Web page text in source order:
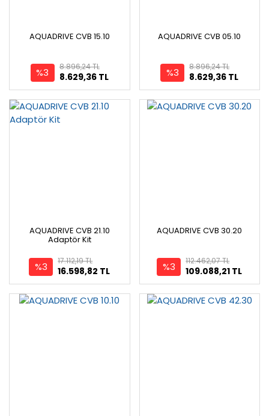
AQUADRIVE CVB 15.10
%3 8.629,36 TL
8.896,24 TL
AQUADRIVE CVB 05.10
%3 8.629,36 TL
8.896,24 TL
AQUADRIVE CVB 21.10
Adaptör Kit
%3 16.598,82 TL
17.112,19 TL
AQUADRIVE CVB 30.20
%3 109.088,21 TL
112.462,07 TL